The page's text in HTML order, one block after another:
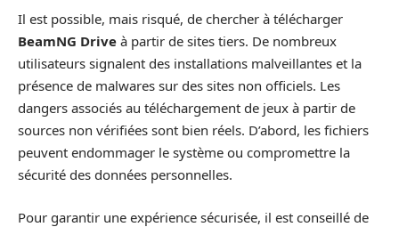
Il est possible, mais risqué, de chercher à télécharger
BeamNG Drive à partir de sites tiers. De nombreux
utilisateurs signalent des installations malveillantes et la
présence de malwares sur des sites non officiels. Les
dangers associés au téléchargement de jeux à partir de
sources non vérifiées sont bien réels. D’abord, les fichiers
peuvent endommager le système ou compromettre la
sécurité des données personnelles.
Pour garantir une expérience sécurisée, il est conseillé de